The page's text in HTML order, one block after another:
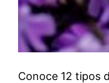
Conoce 12 tipos